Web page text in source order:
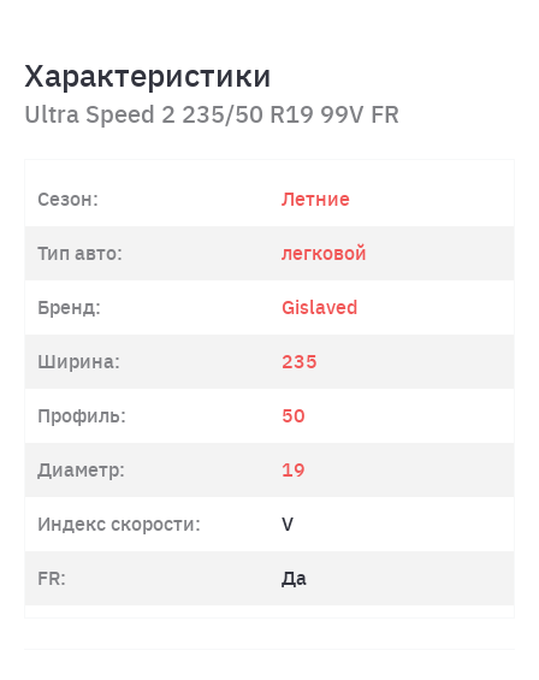
Характеристики
Ultra Speed 2 235/50 R19 99V FR
Сезон: Летние
Тип авто: легковой
Бренд: Gislaved
Ширина: 235
Профиль: 50
Диаметр: 19
Индекс скорости: V
FR: Да